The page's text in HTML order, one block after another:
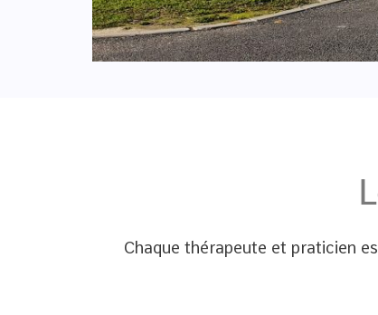
Chaque thérapeute et praticien